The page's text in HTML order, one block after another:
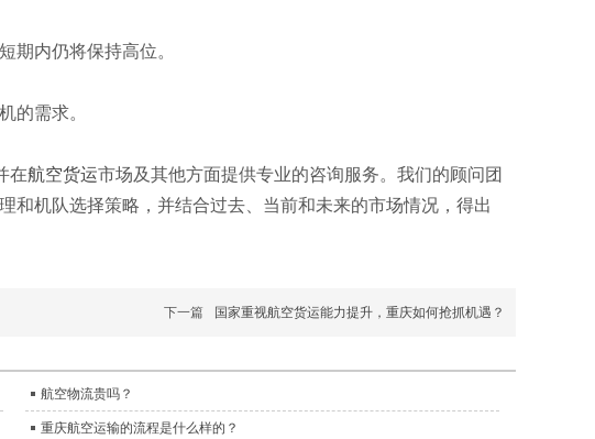
期内仍将保持高位。
的需求。
在航空货运市场及其他方面提供专业的咨询服务。我们的顾问团
和机队选择策略，并结合过去、当前和未来的市场情况，得出
下一篇 国家重视航空货运能力提升，重庆如何抢抓机遇？
航空物流贵吗？
重庆航空运输的流程是什么样的？